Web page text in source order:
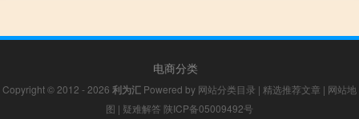
电商分类
Copyright © 2012 - 2026 利为汇 Powered by 网站分类目录 | 精选推荐文章 | 网站地
图 | 疑难解答 陕ICP备05009492号